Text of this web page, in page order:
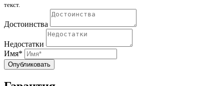
текст.
Достоинства
Недостатки
Имя*
Опубликовать